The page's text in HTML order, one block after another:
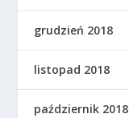
grudzień 2018
listopad 2018
październik 2018